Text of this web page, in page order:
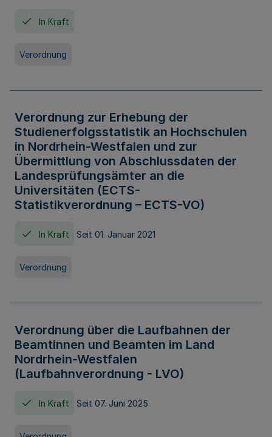
In Kraft
Verordnung
Verordnung zur Erhebung der
Studienerfolgsstatistik an Hochschulen
in Nordrhein-Westfalen und zur
Übermittlung von Abschlussdaten der
Landesprüfungsämter an die
Universitäten (ECTS-
Statistikverordnung – ECTS-VO)
In Kraft Seit 01. Januar 2021
Verordnung
Verordnung über die Laufbahnen der
Beamtinnen und Beamten im Land
Nordrhein-Westfalen
(Laufbahnverordnung - LVO)
In Kraft Seit 07. Juni 2025